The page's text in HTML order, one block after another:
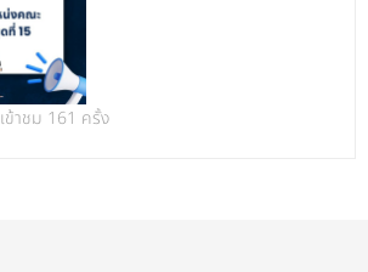
เข้าชม 161 ครั้ง